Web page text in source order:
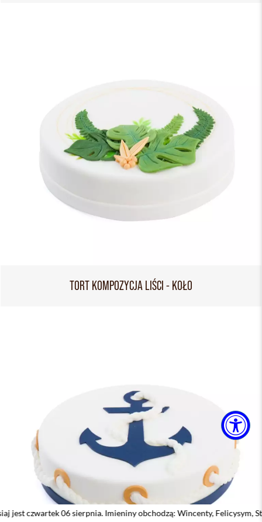
TORT KOMPOZYCJA LIŚCI - KOŁO
sierpnia. Imieniny obchodzą: Wincenty, Felicysym, Stefan, Jakub,